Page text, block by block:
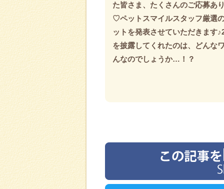
た皆さま、たくさんのご応募あ
♡ペットスマイルスタッフ厳選
ットを発表させていただきます
を披露してくれたのは、どんな
んなのでしょうか…！？